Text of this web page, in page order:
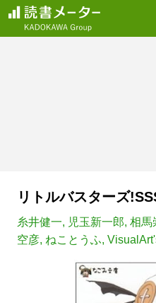
リトルバスターズ
糸井健一, 児玉新一郎, 相馬
空彦, ねことうふ,